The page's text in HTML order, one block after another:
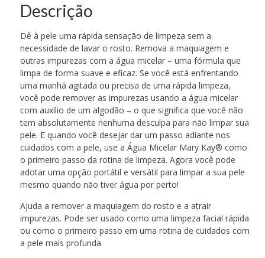
Descrição
Dê à pele uma rápida sensação de limpeza sem a
necessidade de lavar o rosto. Remova a maquiagem e
outras impurezas com a água micelar – uma fórmula que
limpa de forma suave e eficaz. Se você está enfrentando
uma manhã agitada ou precisa de uma rápida limpeza,
você pode remover as impurezas usando a água micelar
com auxílio de um algodão – o que significa que você não
tem absolutamente nenhuma desculpa para não limpar sua
pele. E quando você desejar dar um passo adiante nos
cuidados com a pele, use a Água Micelar Mary Kay® como
o primeiro passo da rotina de limpeza. Agora você pode
adotar uma opção portátil e versátil para limpar a sua pele
mesmo quando não tiver água por perto!
Ajuda a remover a maquiagem do rosto e a atrair
impurezas. Pode ser usado como uma limpeza facial rápida
ou como o primeiro passo em uma rotina de cuidados com
a pele mais profunda.